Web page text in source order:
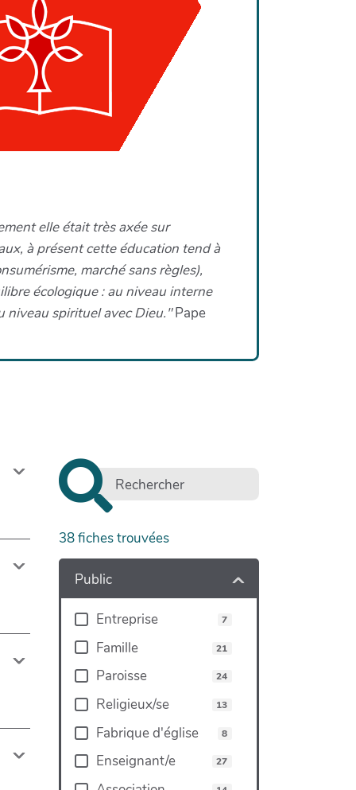
elle était très axée sur
à présent cette éducation tend à
marché sans règles),
écologique : au niveau interne
niveau spirituel avec Dieu."Pape
38fiches trouvées
Public
Entreprise 7
Famille 21
Paroisse 24
Religieux/se 13
Fabrique d'église 8
Enseignant/e 27